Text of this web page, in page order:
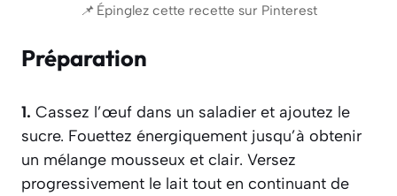
📌 Épinglez cette recette sur Pinterest
Préparation
1. Cassez l’œuf dans un saladier et ajoutez le
sucre. Fouettez énergiquement jusqu’à obtenir
un mélange mousseux et clair. Versez
progressivement le lait tout en continuant de